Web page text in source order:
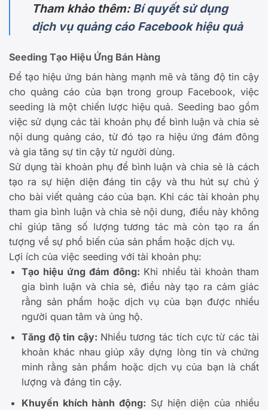
Tham khảo thêm: Bí quyết sử dụng
dịch vụ quảng cáo Facebook hiệu quả
Seeding Tạo Hiệu Ứng Bán Hàng
Để tạo hiệu ứng bán hàng mạnh mẽ và tăng độ tin cậy
cho quảng cáo của bạn trong group Facebook, việc
seeding là một chiến lược hiệu quả. Seeding bao gồm
việc sử dụng các tài khoản phụ để bình luận và chia sẻ
nội dung quảng cáo, từ đó tạo ra hiệu ứng đám đông
và gia tăng sự tin cậy từ người dùng.
Sử dụng tài khoản phụ để bình luận và chia sẻ là cách
tạo ra sự hiện diện đáng tin cậy và thu hút sự chú ý
cho bài viết quảng cáo của bạn. Khi các tài khoản phụ
tham gia bình luận và chia sẻ nội dung, điều này không
chỉ giúp tăng số lượng tương tác mà còn tạo ra ấn
tượng về sự phổ biến của sản phẩm hoặc dịch vụ.
Lợi ích của việc seeding với tài khoản phụ:
Tạo hiệu ứng đám đông: Khi nhiều tài khoản tham
gia bình luận và chia sẻ, điều này tạo ra cảm giác
rằng sản phẩm hoặc dịch vụ của bạn được nhiều
người quan tâm và ủng hộ.
Tăng độ tin cậy: Nhiều tương tác tích cực từ các tài
khoản khác nhau giúp xây dựng lòng tin và chứng
minh rằng sản phẩm hoặc dịch vụ của bạn là chất
lượng và đáng tin cậy.
Khuyến khích hành động: Sự hiện diện của nhiều